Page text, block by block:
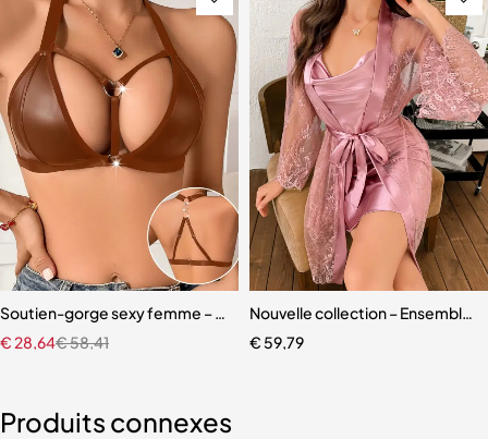
américainesexy pour femmes épicée à la mode
Soutien-gorge sexy femme – 1 pièce, style érotique et tendance
€58,41
€28,64
Nouvelle collection – Ensemble
€ 59,79
Produits connexes